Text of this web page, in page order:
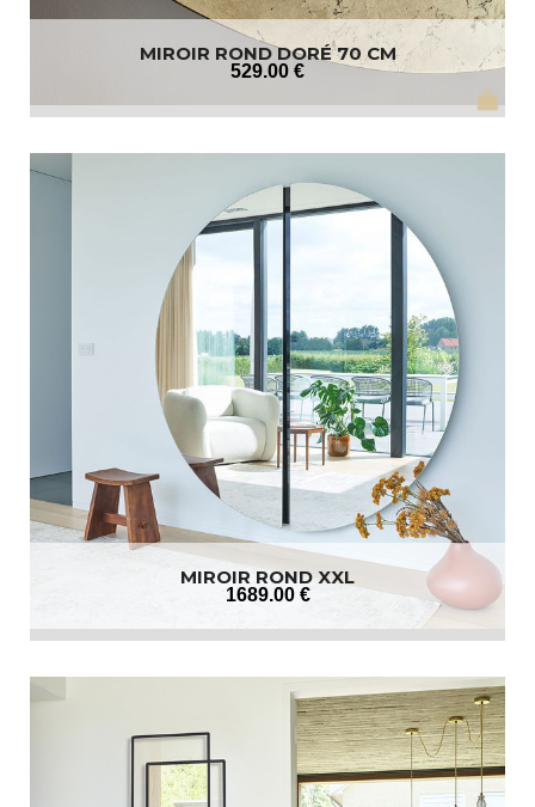
MIROIR ROND DORÉ 70 CM
529.00 €
MIROIR ROND XXL
1689.00 €